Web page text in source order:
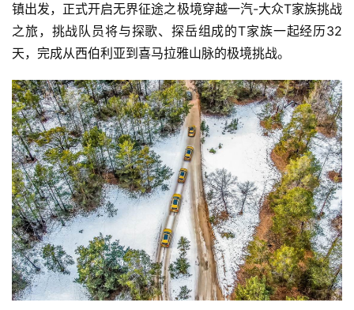
镇出发，正式开启无界征途之极境穿越一汽-大众T家族挑战
之旅，挑战队员将与探歌、探岳组成的T家族一起经历32
天，完成从西伯利亚到喜马拉雅山脉的极境挑战。